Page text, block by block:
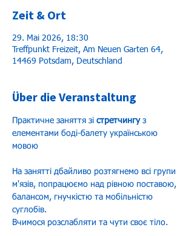
Zeit & Ort
29. Mai 2026, 18:30
Treffpunkt Freizeit, Am Neuen Garten 64,
14469 Potsdam, Deutschland
Über die Veranstaltung
Практичне заняття зі стретчингу з
елементами боді-балету українською
мовою
На занятті дбайливо розтягнемо всі групи
м'язів, попрацюємо над рівною поставою,
балансом, гнучкістю та мобільністю
суглобів.
Вчимося розслабляти та чути своє тіло.